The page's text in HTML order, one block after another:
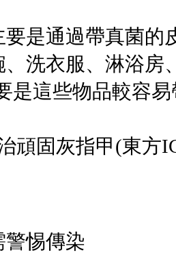
要是通過帶真菌的
、洗衣服、淋浴房
是這些物品較容
頑固灰指甲(東方
警惕傳染